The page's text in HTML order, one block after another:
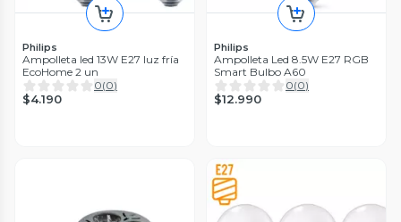
Philips
Ampolleta led 13W E27 luz fría
EcoHome 2 un
0(0)
$4.190
Philips
Ampolleta Led 8.5W E27 RGB
Smart Bulbo A60
0(0)
$12.990